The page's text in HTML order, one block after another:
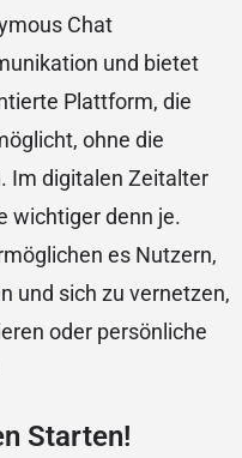
Chat
und bietet
Plattform, die
ohne die
Im digitalen Zeitalter
wichtiger denn je.
es Nutzern,
und sich zu vernetzen,
oder persönliche
Starten!